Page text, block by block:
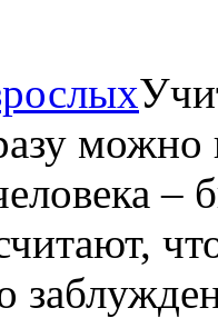
можно
–